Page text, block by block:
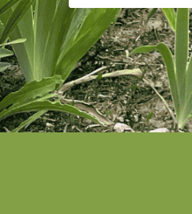
©2026 Les entreprises Amilia Inc.